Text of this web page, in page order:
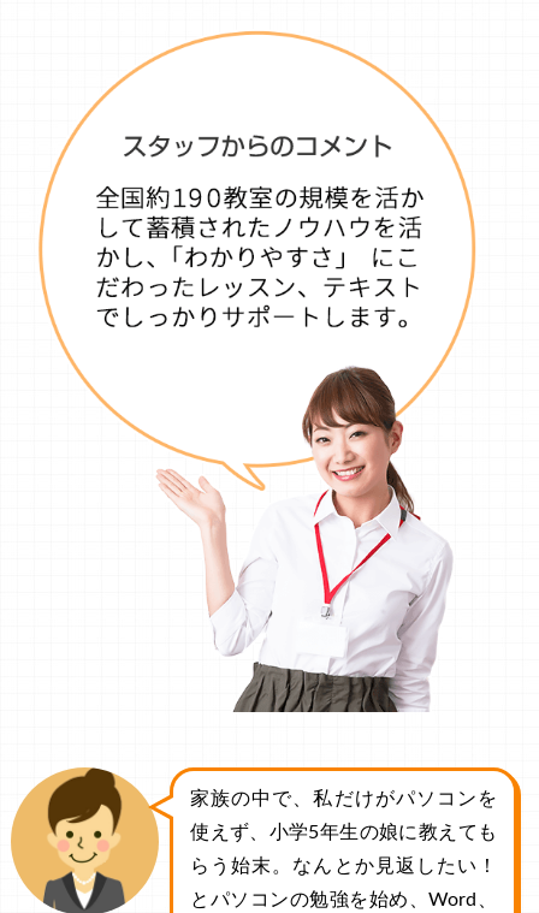
家族の中で、私だけがパソコンを
使えず、小学5年生の娘に教えても
らう始末。なんとか見返したい！
とパソコンの勉強を始め、Word、